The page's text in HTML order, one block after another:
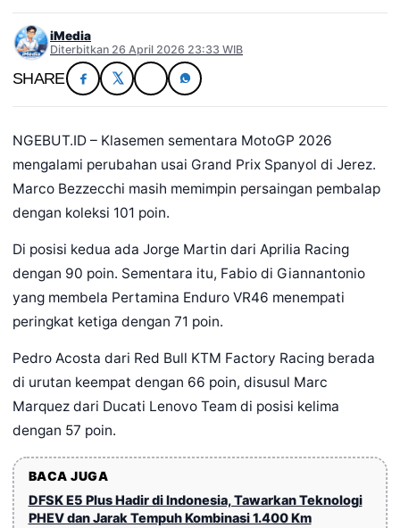
iMedia
Diterbitkan 26 April 2026 23:33 WIB
SHARE
NGEBUT.ID – Klasemen sementara MotoGP 2026
mengalami perubahan usai Grand Prix Spanyol di Jerez.
Marco Bezzecchi masih memimpin persaingan pembalap
dengan koleksi 101 poin.
Di posisi kedua ada Jorge Martin dari Aprilia Racing
dengan 90 poin. Sementara itu, Fabio di Giannantonio
yang membela Pertamina Enduro VR46 menempati
peringkat ketiga dengan 71 poin.
Pedro Acosta dari Red Bull KTM Factory Racing berada
di urutan keempat dengan 66 poin, disusul Marc
Marquez dari Ducati Lenovo Team di posisi kelima
dengan 57 poin.
BACA JUGA
DFSK E5 Plus Hadir di Indonesia, Tawarkan Teknologi
PHEV dan Jarak Tempuh Kombinasi 1.400 Km